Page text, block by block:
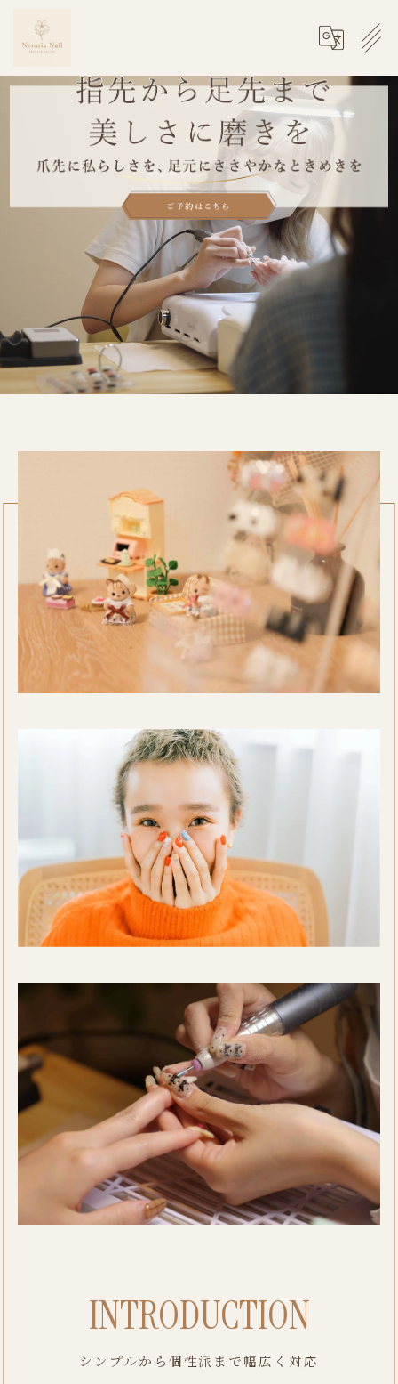
INTRODUCTION
シンプルから個性派まで幅広く対応